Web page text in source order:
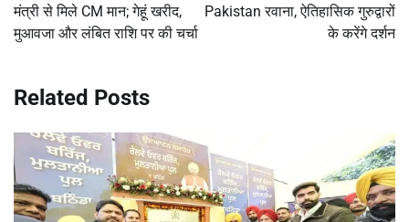
मंत्री से मिले CM मान; गेहूं खरीद,
मुआवजा और लंबित राशि पर की चर्चा
Pakistan रवाना, ऐतिहासिक गुरुद्वारों
के करेंगे दर्शन
Related Posts